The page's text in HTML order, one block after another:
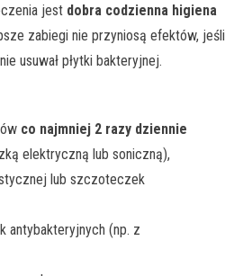
jest dobra codzienna higiena
zabiegi nie przyniosą efektów, jeśli
usuwał płytki bakteryjnej.
co najmniej 2 razy dziennie
elektryczną lub soniczną),
lub szczoteczek
antybakteryjnych (np. z